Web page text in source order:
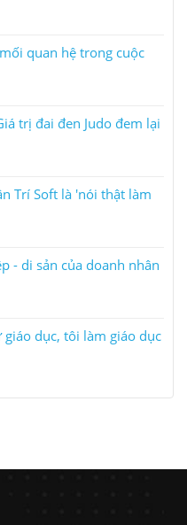
quan hệ trong cuộc
trị đai đen Judo đem lại
Trí Soft là 'nói thật làm
- di sản của doanh nhân
dục, tôi làm giáo dục